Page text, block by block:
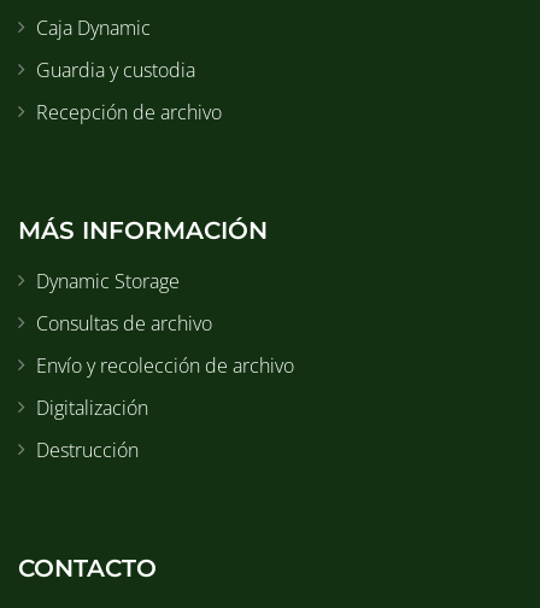
Caja Dynamic
Guardia y custodia
Recepción de archivo
MÁS INFORMACIÓN
Dynamic Storage
Consultas de archivo
Envío y recolección de archivo
Digitalización
Destrucción
CONTACTO